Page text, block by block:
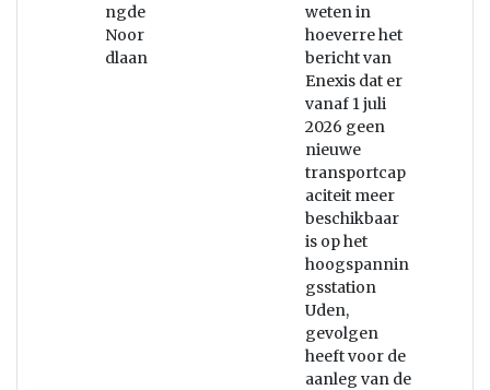
ngde
Noor
dlaan
weten in
hoeverre het
bericht van
Enexis dat er
vanaf 1 juli
2026 geen
nieuwe
transportcap
aciteit meer
beschikbaar
is op het
hoogspannin
gsstation
Uden,
gevolgen
heeft voor de
aanleg van de